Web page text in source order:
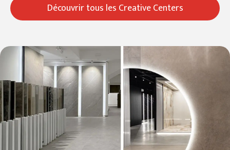
Découvrir tous les Creative Centers